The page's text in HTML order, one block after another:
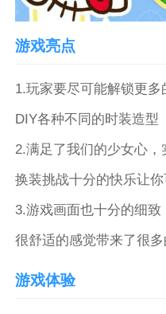
游戏亮点
1.玩家要尽可能解锁更
DIY各种不同的时装造型
2.满足了我们的少女心
换装挑战十分的快乐让
3.游戏画面也十分的细
很舒适的感觉带来了很
游戏体验